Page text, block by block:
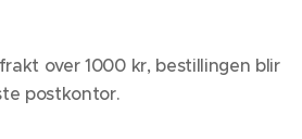
over 1000 kr, bestillingen blir
postkontor.